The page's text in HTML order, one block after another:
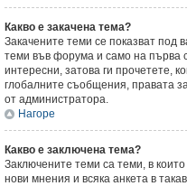
Какво е закачена тема?
Закачените теми се показват под
теми във форума и само на първа
интересни, затова ги прочетете,
глобалните съобщения, правата
от администратора.
Нагоре
Какво е заключена тема?
Заключените теми са теми, в
нови мнения и всяка анкета в